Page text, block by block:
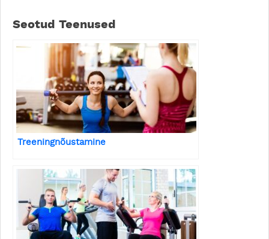
Seotud Teenused
Treeningnõustamine